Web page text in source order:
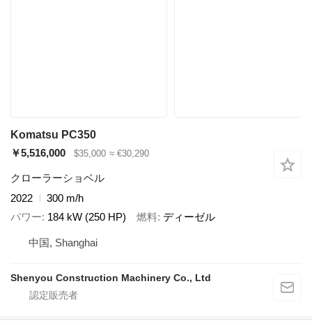
Komatsu PC350
￥5,516,000
$35,000 ≈ €30,290
クローラーショベル
2022
300 m/h
パワー 184 kW (250 HP) 燃料 ディーゼル
中国, Shanghai
Shenyou Construction Machinery Co., Ltd